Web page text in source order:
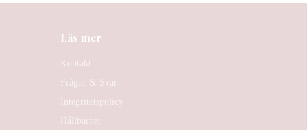
Läs mer
Kontakt
Frågor & Svar
Integritetspolicy
Hållbarhet